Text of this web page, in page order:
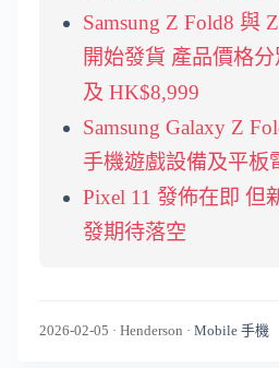
Samsung Z Fold8 與
開始發貨 產品價格
及 HK$8,999
Samsung Galaxy Z
手機遊戲設備及平板
Pixel 11 發佈在即 但
發期待落空
2026-02-05 · Henderson · Mobile 手機